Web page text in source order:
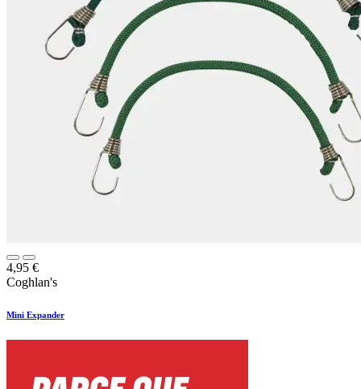
4,95 €
Coghlan's
Mini Expander